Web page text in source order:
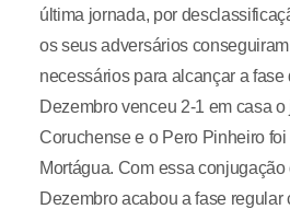
última jornada, por
os seus adversários
necessários para alcançar a fase
Dezembro venceu 2-1 em casa
Coruchense e o Pero Pinheiro foi
Mortágua. Com essa conjugação
Dezembro acabou a fase regular